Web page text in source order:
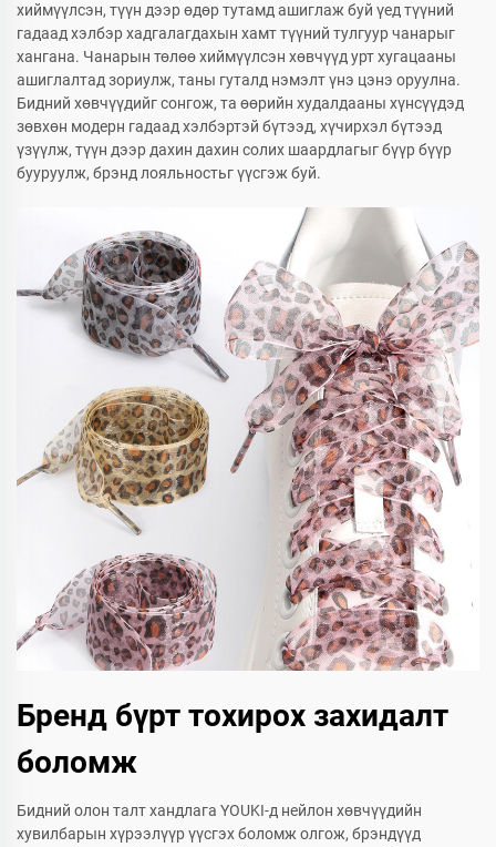
хиймүүлсэн, түүн дээр өдөр тутамд ашиглаж буй үед түүний
гадаад хэлбэр хадгалагдахын хамт түүний тулгуур чанарыг
хангана. Чанарын төлөө хиймүүлсэн хөвчүүд урт хугацааны
ашиглалтад зориулж, таны гуталд нэмэлт үнэ цэнэ оруулна.
Бидний хөвчүүдийг сонгож, та өөрийн худалдааны хүнсүүдэд
зөвхөн модерн гадаад хэлбэртэй бүтээд, хүчирхэл бүтээд
үзүүлж, түүн дээр дахин дахин солих шаардлагыг бүүр бүүр
бууруулж, брэнд лояльностьг үүсгэж буй.
Бренд бүрт тохирох захидалт
боломж
Бидний олон талт хандлага YOUKI-д нейлон хөвчүүдийн
хувилбарын хүрээлүүр үүсгэх боломж олгож, брэндүүд